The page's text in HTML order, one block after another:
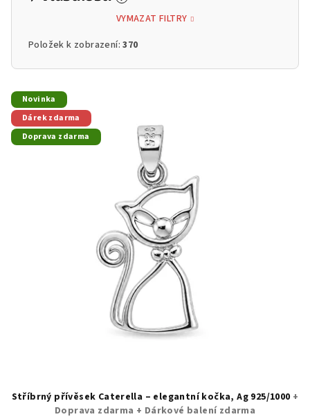
VYMAZAT FILTRY
Položek k zobrazení:370
V
ý
p
Novinka
Dárek zdarma
Doprava zdarma
Stříbrný přívěsek Caterella – elegantní kočka, Ag 925/1000 +
Doprava zdarma + Dárkové balení zdarma